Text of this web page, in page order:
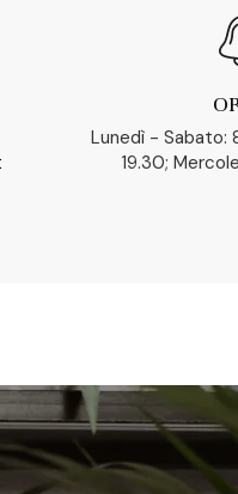
Lunedì - Sabato:
19.30;